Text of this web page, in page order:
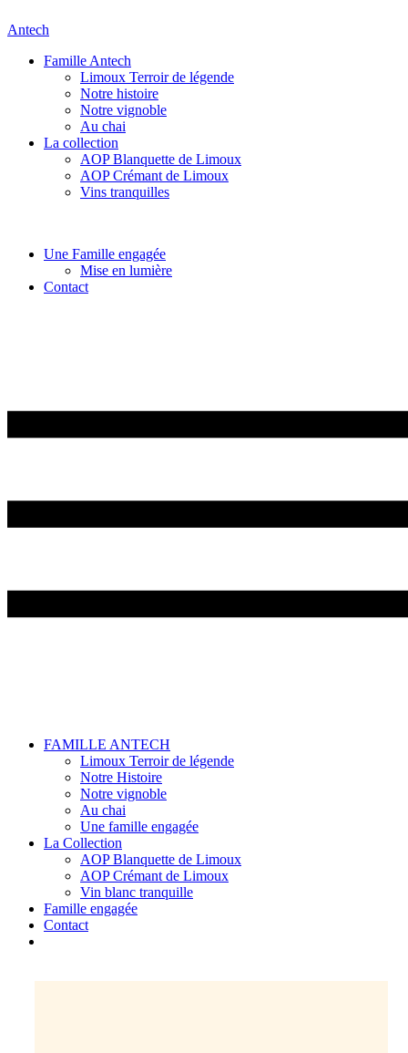
Antech
Menu
Famille Antech
Limoux Terroir de légende
Notre histoire
Notre vignoble
Au chai
La collection
AOP Blanquette de Limoux
AOP Crémant de Limoux
Vins tranquilles
Menu
Une Famille engagée
Mise en lumière
Contact
FAMILLE ANTECH
Limoux Terroir de légende
Notre Histoire
Notre vignoble
Au chai
Une famille engagée
La Collection
AOP Blanquette de Limoux
AOP Crémant de Limoux
Vin blanc tranquille
Famille engagée
Contact